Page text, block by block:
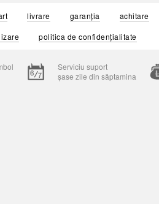
livrare garanția achitare
politica de confidențialitate
Serviciu suport
șase zile din săptamina